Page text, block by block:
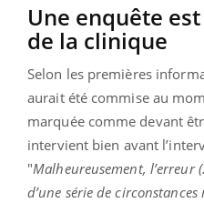
Une enquête
de la clinique
Selon les premières
aurait été commise au
marquée comme devant
intervient bien avant
"Malheureusement, l’erreur
d’une série de circonstances